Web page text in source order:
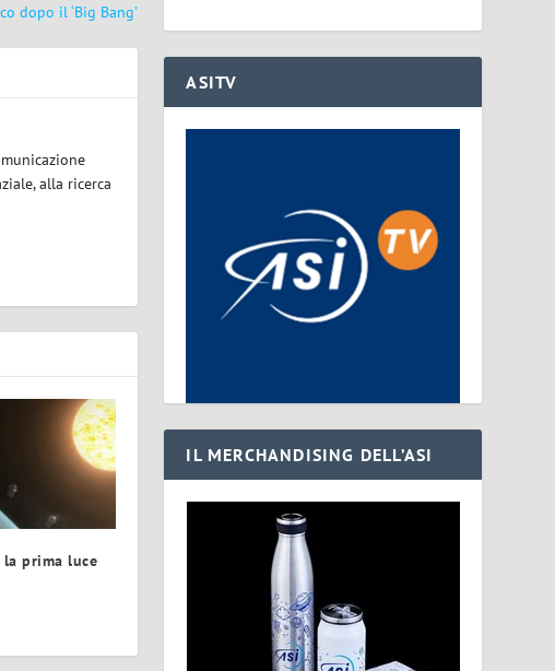
dopo il ‘Big Bang’
alla ricerca
prima luce
ASITV
IL MERCHANDISING DELL’ASI